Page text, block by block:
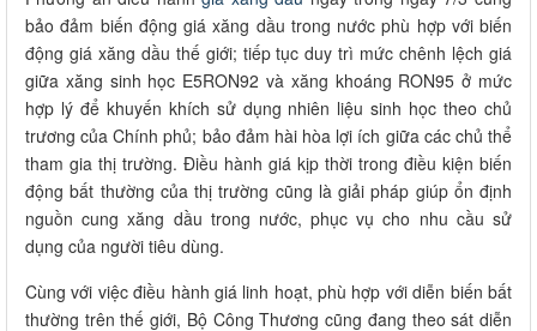
bảo đảm biến động giá xăng dầu trong nước phù hợp với biến
động giá xăng dầu thế giới; tiếp tục duy trì mức chênh lệch giá
giữa xăng sinh học E5RON92 và xăng khoáng RON95 ở mức
hợp lý để khuyến khích sử dụng nhiên liệu sinh học theo chủ
trương của Chính phủ; bảo đảm hài hòa lợi ích giữa các chủ thể
tham gia thị trường. Điều hành giá kịp thời trong điều kiện biến
động bất thường của thị trường cũng là giải pháp giúp ổn định
nguồn cung xăng dầu trong nước, phục vụ cho nhu cầu sử
dụng của người tiêu dùng.
Cùng với việc điều hành giá linh hoạt, phù hợp với diễn biến bất
thường trên thế giới, Bộ Công Thương cũng đang theo sát diễn